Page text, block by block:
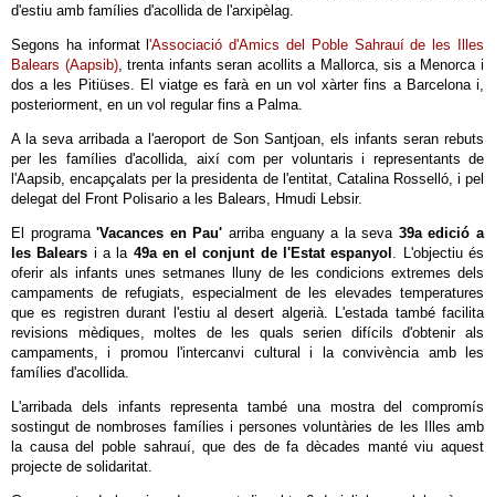
d'estiu amb famílies d'acollida de l'arxipèlag.
Segons ha informat l'Associació d'Amics del Poble Sahrauí de les Illes
Balears (Aapsib), trenta infants seran acollits a Mallorca, sis a Menorca i
dos a les Pitiüses. El viatge es farà en un vol xàrter fins a Barcelona i,
posteriorment, en un vol regular fins a Palma.
A la seva arribada a l'aeroport de Son Santjoan, els infants seran rebuts
per les famílies d'acollida, així com per voluntaris i representants de
l'Aapsib, encapçalats per la presidenta de l'entitat, Catalina Rosselló, i pel
delegat del Front Polisario a les Balears, Hmudi Lebsir.
El programa'Vacances en Pau' arriba enguany a la seva 39a edició a
les Balears i a la 49a en el conjunt de l'Estat espanyol . L'objectiu és
oferir als infants unes setmanes lluny de les condicions extremes dels
campaments de refugiats, especialment de les elevades temperatures
que es registren durant l'estiu al desert algerià. L'estada també facilita
revisions mèdiques, moltes de les quals serien difícils d'obtenir als
campaments, i promou l'intercanvi cultural i la convivència amb les
famílies d'acollida.
L'arribada dels infants representa també una mostra del compromís
sostingut de nombroses famílies i persones voluntàries de les Illes amb
la causa del poble sahrauí, que des de fa dècades manté viu aquest
projecte de solidaritat.